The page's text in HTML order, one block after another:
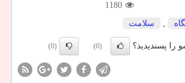
1180
, سلامت
را پسندیدید؟ (0)
(0)